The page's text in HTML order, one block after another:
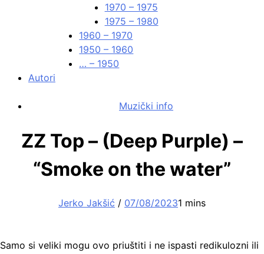
1970 – 1975
1975 – 1980
1960 – 1970
1950 – 1960
… – 1950
Autori
Muzički info
ZZ Top – (Deep Purple) –
“Smoke on the water”
Jerko Jakšić / 07/08/20231 mins
Samo si veliki mogu ovo priuštiti i ne ispasti redikulozni ili